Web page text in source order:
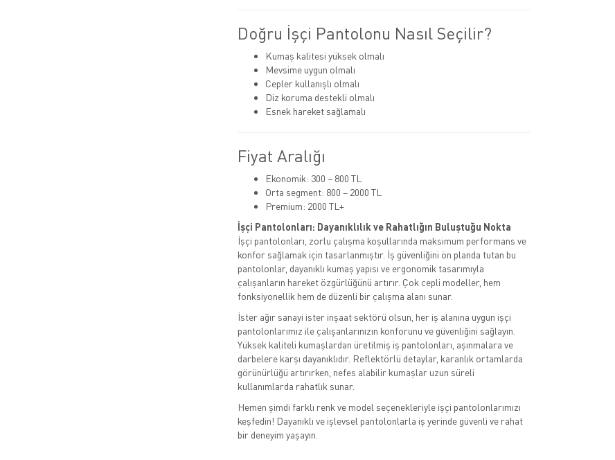
Doğru İşçi Pantolonu Nasıl Seçilir?
Kumaş kalitesi yüksek olmalı
Mevsime uygun olmalı
Cepler kullanışlı olmalı
Diz koruma destekli olmalı
Esnek hareket sağlamalı
Fiyat Aralığı
Ekonomik: 300 – 800 TL
Orta segment: 800 – 2000 TL
Premium: 2000 TL+
İşçi Pantolonları: Dayanıklılık ve Rahatlığın Buluştuğu Nokta
İşçi pantolonları, zorlu çalışma koşullarında maksimum performans ve
konfor sağlamak için tasarlanmıştır. İş güvenliğini ön planda tutan bu
pantolonlar, dayanıklı kumaş yapısı ve ergonomik tasarımıyla
çalışanların hareket özgürlüğünü artırır. Çok cepli modeller, hem
fonksiyonellik hem de düzenli bir çalışma alanı sunar.
İster ağır sanayi ister inşaat sektörü olsun, her iş alanına uygun işçi
pantolonlarımız ile çalışanlarınızın konforunu ve güvenliğini sağlayın.
Yüksek kaliteli kumaşlardan üretilmiş iş pantolonları, aşınmalara ve
darbelere karşı dayanıklıdır. Reflektörlü detaylar, karanlık ortamlarda
görünürlüğü artırırken, nefes alabilir kumaşlar uzun süreli
kullanımlarda rahatlık sunar.
Hemen şimdi farklı renk ve model seçenekleriyle işçi pantolonlarımızı
keşfedin! Dayanıklı ve işlevsel pantolonlarla iş yerinde güvenli ve rahat
bir deneyim yaşayın.